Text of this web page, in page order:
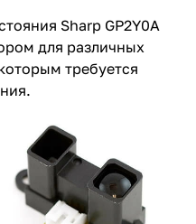
Sharp GP2Y0A
для различных
требуется